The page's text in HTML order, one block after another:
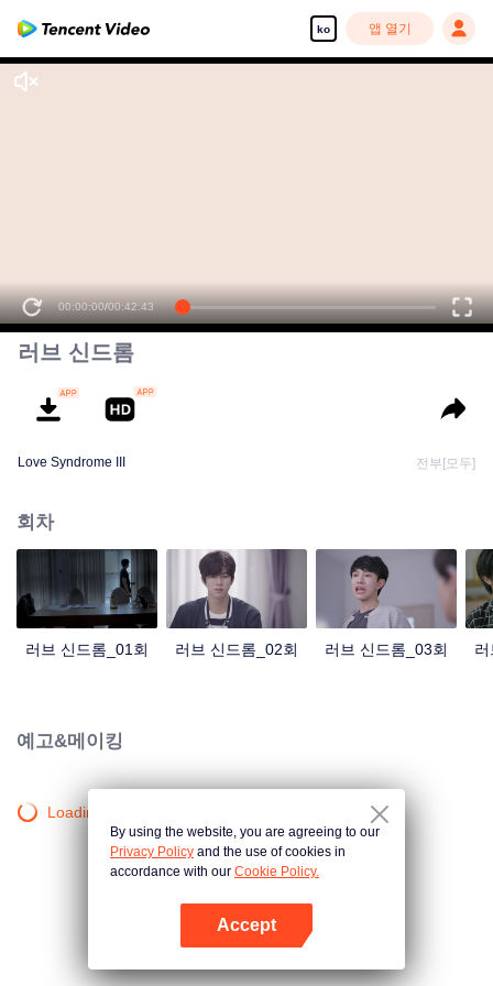
ko 앱 열기
러브 신드롬
Love Syndrome III 전부[모두]
회차
러브 신드롬_01회 러브 신드롬_02회 러브 신드롬_03회
예고&메이킹
Loading…
By using the website, you are agreeing to our
Privacy Policy and the use of cookies in
accordance with our Cookie Policy.
Accept